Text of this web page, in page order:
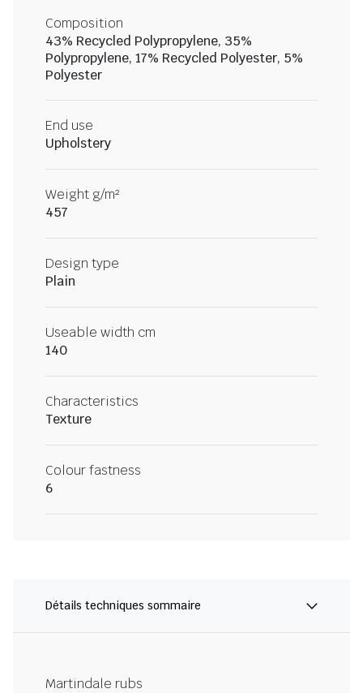
Composition
43% Recycled Polypropylene, 35%
Polypropylene, 17% Recycled Polyester, 5%
Polyester
End use
Upholstery
Weight g/m²
457
Design type
Plain
Useable width cm
140
Characteristics
Texture
Colour fastness
6
Détails techniques sommaire
Martindale rubs